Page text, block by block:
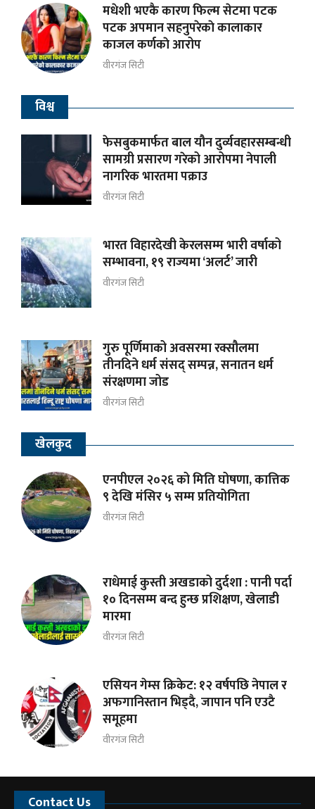
मधेशी भएकै कारण फिल्म सेटमा पटक
पटक अपमान सहनुपरेकाे कालाकार
काजल कर्णकाे आरोप
वीरगंज सिटी
विश्व
फेसबुकमार्फत बाल यौन दुर्व्यवहारसम्बन्धी
सामग्री प्रसारण गरेको आरोपमा नेपाली
नागरिक भारतमा पक्राउ
वीरगंज सिटी
भारत विहारदेखी केरलसम्म भारी वर्षाको
सम्भावना, १९ राज्यमा ‘अलर्ट’ जारी
वीरगंज सिटी
गुरु पूर्णिमाको अवसरमा रक्सौलमा
तीनदिने धर्म संसद् सम्पन्न, सनातन धर्म
संरक्षणमा जोड
वीरगंज सिटी
खेलकुद
एनपीएल २०२६ को मिति घोषणा, कात्तिक
९ देखि मंसिर ५ सम्म प्रतियोगिता
वीरगंज सिटी
राधेमाई कुस्ती अखडाको दुर्दशा : पानी पर्दा
१० दिनसम्म बन्द हुन्छ प्रशिक्षण, खेलाडी
मारमा
वीरगंज सिटी
एसियन गेम्स क्रिकेट: १२ वर्षपछि नेपाल र
अफगानिस्तान भिड्दै, जापान पनि एउटै
समूहमा
वीरगंज सिटी
Contact Us